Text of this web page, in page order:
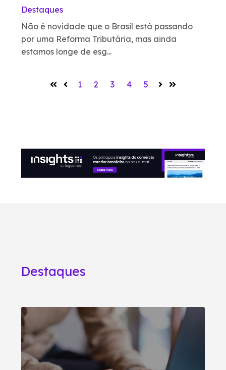
Destaques
Não é novidade que o Brasil está passando
por uma Reforma Tributária, mas ainda
estamos longe de esg...
1 2 3 4 5
Destaques